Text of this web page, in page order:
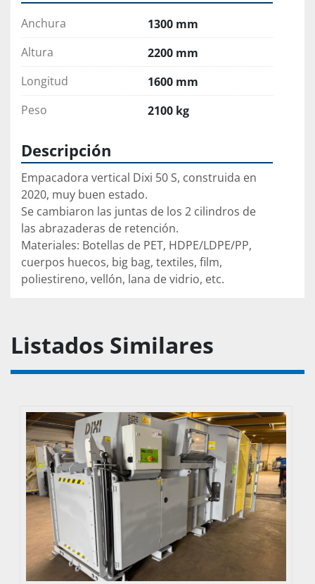
Anchura
1300 mm
Altura
2200 mm
Longitud
1600 mm
Peso
2100 kg
Descripción
Empacadora vertical Dixi 50 S, construida en
2020, muy buen estado.
Se cambiaron las juntas de los 2 cilindros de
las abrazaderas de retención.
Materiales: Botellas de PET, HDPE/LDPE/PP,
cuerpos huecos, big bag, textiles, film,
poliestireno, vellón, lana de vidrio, etc.
Listados Similares